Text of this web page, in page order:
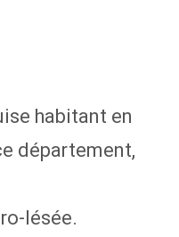
habitant en
département,
lésée.